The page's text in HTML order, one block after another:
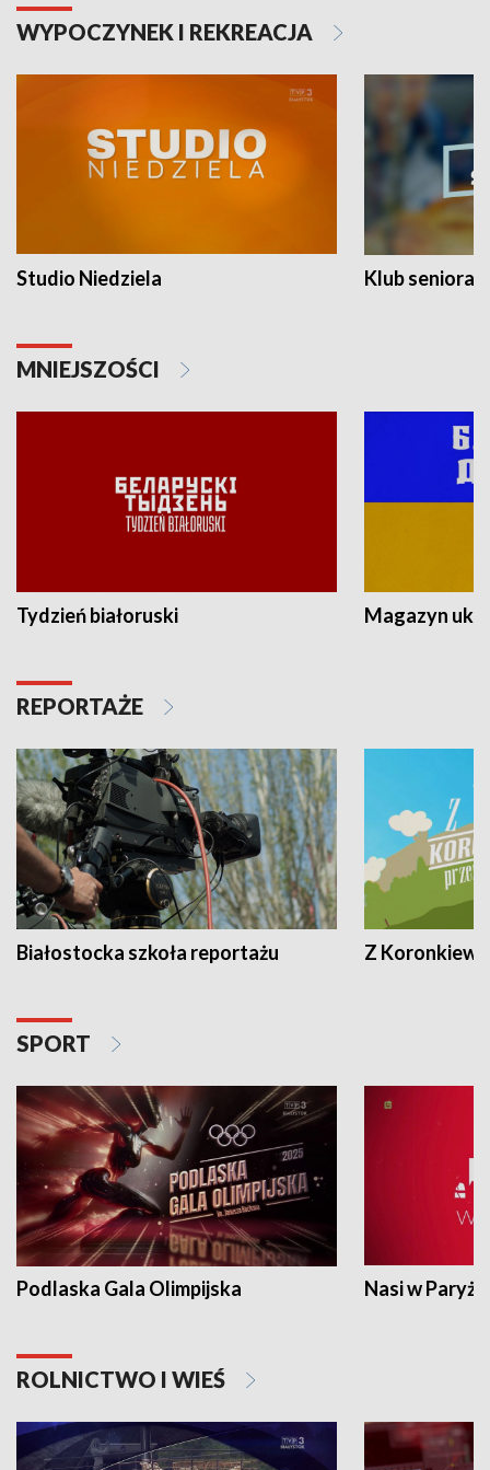
WYPOCZYNEK I REKREACJA
Studio Niedziela Klub seniora
MNIEJSZOŚCI
Tydzień białoruski Magazyn
REPORTAŻE
Białostocka szkoła reportażu Z
SPORT
Podlaska Gala Olimpijska Nasi w Paryżu
ROLNICTWO I WIEŚ